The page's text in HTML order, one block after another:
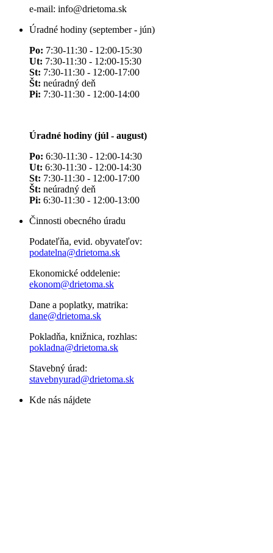
e-mail: info@drietoma.sk
Úradné hodiny (september - jún)
Po: 7:30-11:30 - 12:00-15:30
Ut: 7:30-11:30 - 12:00-15:30
St: 7:30-11:30 - 12:00-17:00
Št: neúradný deň
Pi: 7:30-11:30 - 12:00-14:00
Úradné hodiny (júl - august)
Po: 6:30-11:30 - 12:00-14:30
Ut: 6:30-11:30 - 12:00-14:30
St: 7:30-11:30 - 12:00-17:00
Št: neúradný deň
Pi: 6:30-11:30 - 12:00-13:00
Činnosti obecného úradu
Podateľňa, evid. obyvateľov:
podatelna@drietoma.sk
Ekonomické oddelenie:
ekonom@drietoma.sk
Dane a poplatky, matrika:
dane@drietoma.sk
Pokladňa, knižnica, rozhlas:
pokladna@drietoma.sk
Stavebný úrad:
stavebnyurad@drietoma.sk
Kde nás nájdete